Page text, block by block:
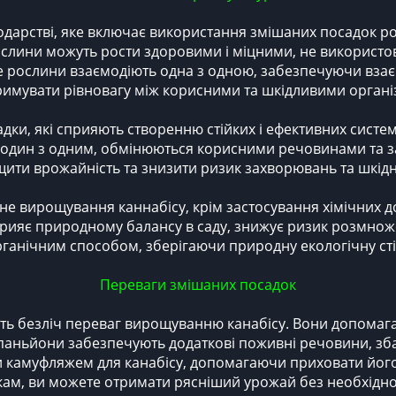
яке включає використання змішаних посадок
можуть рости здоровими і міцними, не
рослини взаємодіють одна з одною, забезпечуючи
рівновагу між корисними та шкідливими
які сприяють створенню стійких і ефективних
з одним, обмінюються корисними речовинами та
врожайність та знизити ризик захворювань та
каннабісу, крім застосування хімічних
природному балансу в саду, знижує ризик
способом, зберігаючи природну екологічну
Переваги змішаних посадок
безліч переваг вирощуванню канабісу. Вони
забезпечують додаткові поживні речовини,
для канабісу, допомагаючи приховати його
ви можете отримати рясніший урожай без